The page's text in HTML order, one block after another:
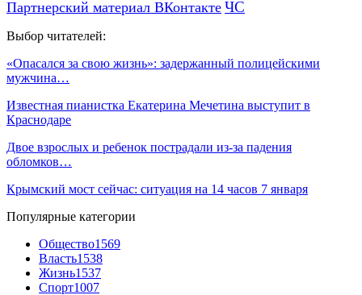
Партнерский материал ВКонтакте ЧС
Выбор читателей:
«Опасался за свою жизнь»: задержанный полицейскими
мужчина…
Известная пианистка Екатерина Мечетина выступит в
Краснодаре
Двое взрослых и ребенок пострадали из-за падения
обломков…
Крымский мост сейчас: ситуация на 14 часов 7 января
Популярные категории
Общество1569
Власть1538
Жизнь1537
Спорт1007